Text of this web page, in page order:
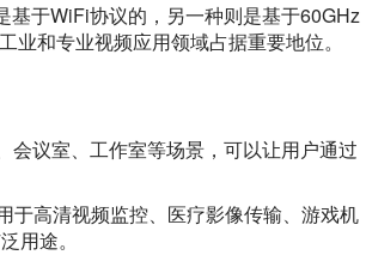
于WiFi协议的，另一种则是基于60GHz
和专业视频应用领域占据重要地位。
议室、工作室等场景，可以让用户通过
于高清视频监控、医疗影像传输、游戏机
用途。